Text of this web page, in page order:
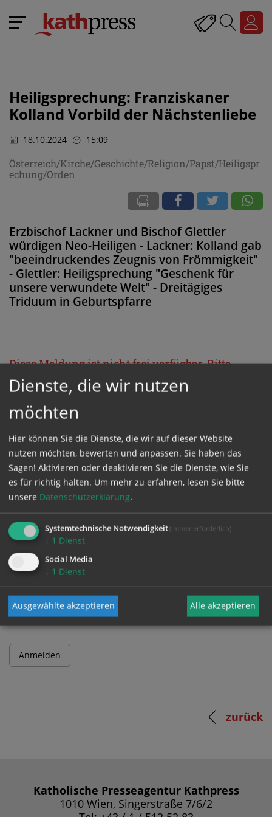
Heiligsprechung: Franziskaner
Kolland Vorbild der Nächstenliebe
18.10.2024 15:09
Österreich/Kirche/Geschichte/Religion/Papst/Heiligspr
echung/Orden
Erzbischof Lackner und Bischof Glettler
würdigen Neo-Heiligen - Lackner: Kolland gab
"beeindruckendes Zeugnis von Frömmigkeit"
- Glettler: Heiligsprechung "Geschenk für
unsere verwundete Welt" - Dreitägiges
Triduum in Geburtspfarre
Diese Meldung ist nicht frei verfügbar. Bitte
loggen Sie sich ein, oder bestellen Sie das
GESCHÜTZTER BEREICH
Bitte melden Sie sich mit Ihrem Benutzernamen
und Passwort an.
Benutzername
Passwort
zurück
Katholische Presseagentur Kathpress
1010 Wien, Singerstraße 7/6/2
Dienste, die wir nutzen
möchten
Hier können Sie die Dienste, die wir auf dieser Website
nutzen möchten, bewerten und anpassen. Sie haben das
Sagen! Aktivieren oder deaktivieren Sie die Dienste, wie Sie
es für richtig halten. Um mehr zu erfahren, lesen Sie bitte
unsere Datenschutzerklärung.
Systemtechnische Notwendigkeit (immer erforderlich)
↓ 1 Dienst
Social Media
↓ 1 Dienst
Ausgewählte akzeptieren Alle akzeptieren